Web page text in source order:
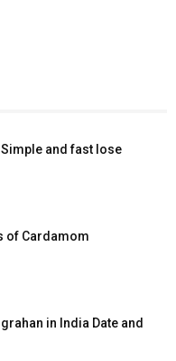
Simple and fast lose
of Cardamom
in India Date and